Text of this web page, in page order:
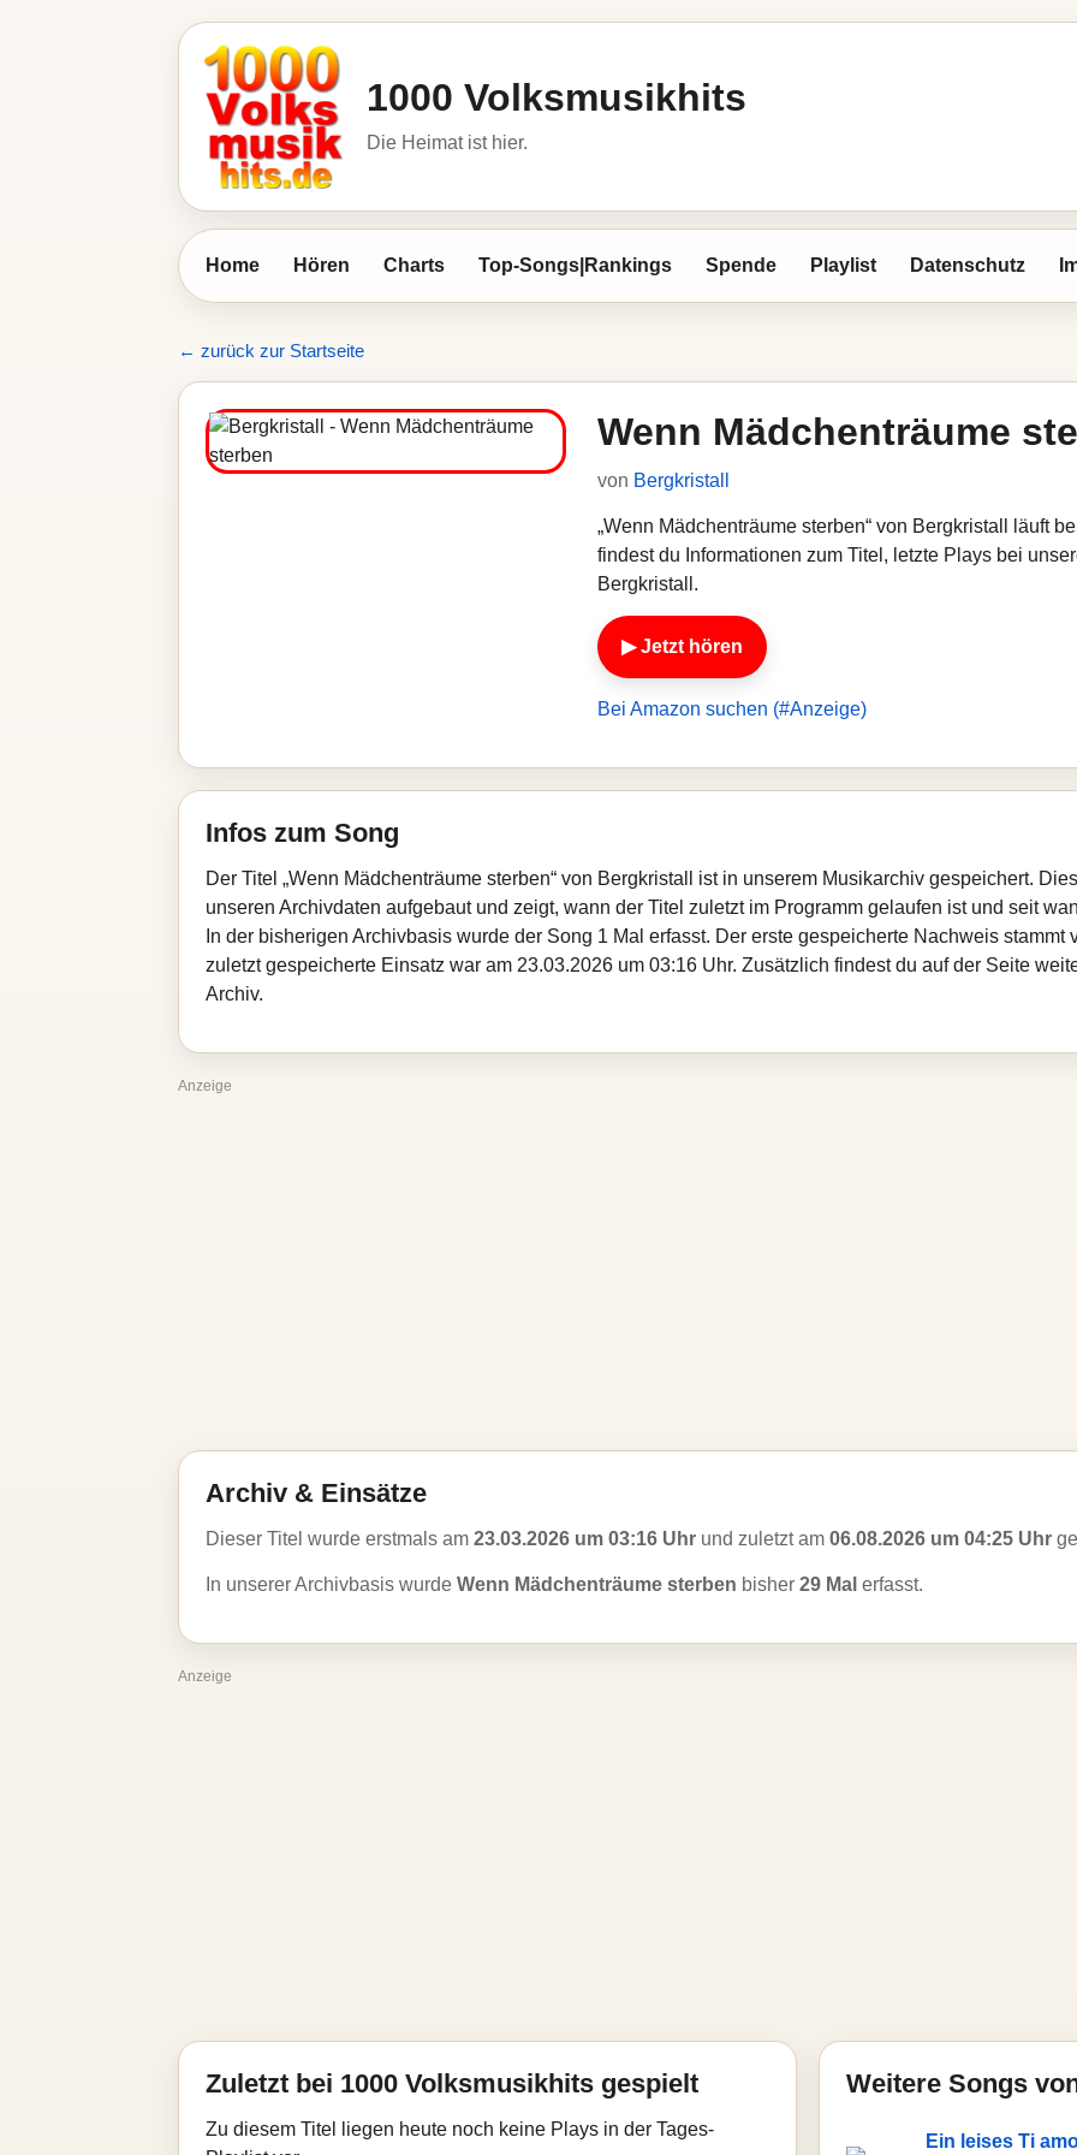
1000 Volksmusikhits
Die Heimat ist hier.
Home Hören Charts Top-Songs|Rankings Spende Playlist Datenschutz
← zurück zur Startseite
Wenn Mädchenträume
von Bergkristall
„Wenn Mädchenträume sterben“ von Bergkristall läuft
findest du Informationen zum Titel, letzte Plays bei
Bergkristall.
▶ Jetzt hören
Bei Amazon suchen (#Anzeige)
Infos zum Song
Der Titel „Wenn Mädchenträume sterben“ von Bergkristall ist in unserem Musikarchiv gespeichert.
unseren Archivdaten aufgebaut und zeigt, wann der Titel zuletzt im Programm gelaufen ist und seit
In der bisherigen Archivbasis wurde der Song 1 Mal erfasst. Der erste gespeicherte Nachweis stammt
zuletzt gespeicherte Einsatz war am 23.03.2026 um 03:16 Uhr. Zusätzlich findest du auf der Seite
Archiv.
Anzeige
Archiv & Einsätze
Dieser Titel wurde erstmals am 23.03.2026 um 03:16 Uhr und zuletzt am 06.08.2026 um 04:25 Uhr
In unserer Archivbasis wurde Wenn Mädchenträume sterben bisher 29 Mal erfasst.
Anzeige
Zuletzt bei 1000 Volksmusikhits gespielt
Zu diesem Titel liegen heute noch keine Plays in der Tages-
Weitere Songs
Ein leises Ti